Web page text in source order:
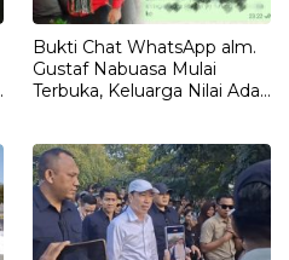
Bukti Chat WhatsApp alm.
Gustaf Nabuasa Mulai
Terbuka, Keluarga Nilai Ada